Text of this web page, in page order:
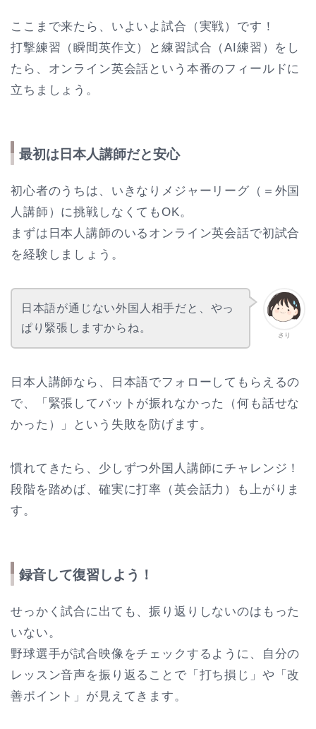
ここまで来たら、いよいよ試合（実戦）です！
打撃練習（瞬間英作文）と練習試合（AI練習）をし
たら、オンライン英会話という本番のフィールドに
立ちましょう。
最初は日本人講師だと安心
初心者のうちは、いきなりメジャーリーグ（＝外国
人講師）に挑戦しなくてもOK。
まずは日本人講師のいるオンライン英会話で初試合
を経験しましょう。
さり
日本語が通じない外国人相手だと、やっ
ぱり緊張しますからね。
日本人講師なら、日本語でフォローしてもらえるの
で、「緊張してバットが振れなかった（何も話せな
かった）」という失敗を防げます。
慣れてきたら、少しずつ外国人講師にチャレンジ！
段階を踏めば、確実に打率（英会話力）も上がりま
す。
録音して復習しよう！
せっかく試合に出ても、振り返りしないのはもった
いない。
野球選手が試合映像をチェックするように、自分の
レッスン音声を振り返ることで「打ち損じ」や「改
善ポイント」が見えてきます。